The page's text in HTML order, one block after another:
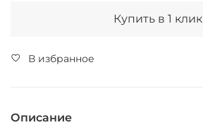
Купить в 1 клик
В избранное
Описание